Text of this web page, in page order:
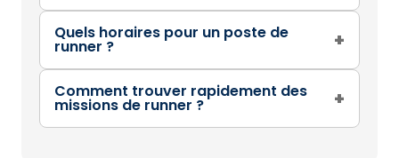
Quels horaires pour un poste de
runner ? +
Comment trouver rapidement des
missions de runner ? +